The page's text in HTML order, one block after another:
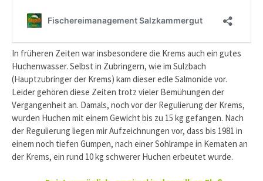
In früheren Zeiten war insbesondere die Krems auch ein gutes
Huchenwasser. Selbst in Zubringern, wie im Sulzbach
(Hauptzubringer der Krems) kam dieser edle Salmonide vor.
Leider gehören diese Zeiten trotz vieler Bemühungen der
Vergangenheit an. Damals, noch vor der Regulierung der Krems,
wurden Huchen mit einem Gewicht bis zu 15 kg gefangen. Nach
der Regulierung liegen mir Aufzeichnungen vor, dass bis 1981 in
einem noch tiefen Gumpen, nach einer Sohlrampe in Kematen an
der Krems, ein rund 10 kg schwerer Huchen erbeutet wurde.